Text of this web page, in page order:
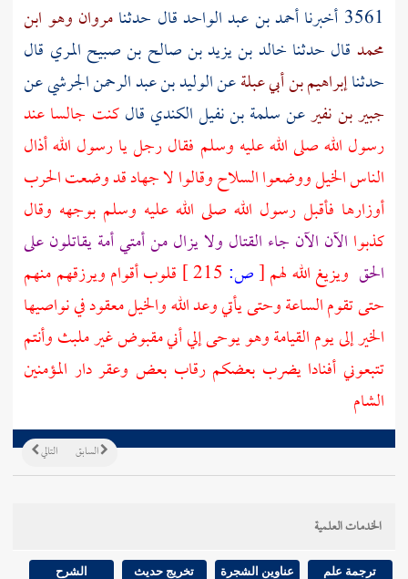
3561 أخبرنا
أحمد بن عبد الواحدقال حدثنامروان وهو ابن
محمد قال حدثنا خالد بن يزيد بن صالح بن صبيح المري قال
حدثناإبراهيم بن أبي عبلةعنالوليد بن عبد الرحمن الجرشيعن
جبير بن نفيرعنسلمة بن نفيل الكندي قالكنت جالسا عند
رسول الله صلى الله عليه وسلم فقال رجل يا رسول الله أذال
الناس الخيل ووضعوا السلاح وقالوا لا جهاد قد وضعت الحرب
أوزارها فأقبل رسول الله صلى الله عليه وسلم بوجهه وقال
كذبوا الآن الآن جاء القتال ولا يزال من أمتي أمة يقاتلون على
الحق ويزيغ الله لهم[ص:
قلوب أقوام ويرزقهم منهم
حتى تقوم الساعة وحتى يأتي وعد الله والخيل معقود في نواصيها
الخير إلى يوم القيامة وهو يوحى إلي أني مقبوض غير ملبث وأنتم
تتبعوني أفنادا يضرب بعضكم رقاب بعض وعقر دار المؤمنين
الشام
التالي السابق
الخدمات العلمية
ترجمة علم عناوين الشجرة تخريج حديث الشرح